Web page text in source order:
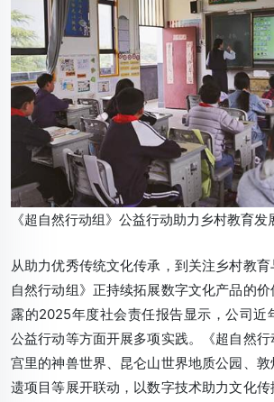
《超自然行动组》公益行动助力乡村教育发
从助力优秀传统文化传承，到关注乡村教
自然行动组》正持续拓展数字文化产品的
露的2025年度社会责任报告显示，公司近
公益行动等方面开展多项实践。《超自然
宫里的神兽世界、昆仑山世界地质公园、
遗项目等展开联动，以数字技术助力文化